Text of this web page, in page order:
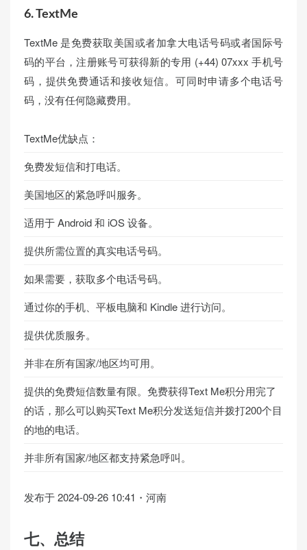
6. TextMe
TextMe 是免费获取美国或者加拿大电话号码或者国际号
码的平台，注册账号可获得新的专用 (+44) 07xxx 手机号
码，提供免费通话和接收短信。可同时申请多个电话号
码，没有任何隐藏费用。
TextMe优缺点：
免费发短信和打电话。
美国地区的紧急呼叫服务。
适用于 Android 和 iOS 设备。
提供所需位置的真实电话号码。
如果需要，获取多个电话号码。
通过你的手机、平板电脑和 Kindle 进行访问。
提供优质服务。
并非在所有国家/地区均可用。
提供的免费短信数量有限。免费获得Text Me积分用完了
的话，那么可以购买Text Me积分发送短信并拨打200个目
的地的电话。
并非所有国家/地区都支持紧急呼叫。
发布于 2024-09-26 10:41・河南
七、总结